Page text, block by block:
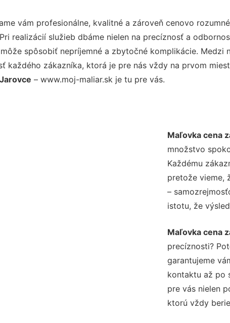
vám profesionálne, kvalitné a zároveň cenovo
realizácií služieb dbáme nielen na precíznosť a
spôsobiť nepríjemné a zbytočné komplikácie.
každého zákazníka, ktorá je pre nás vždy na prvom
– www.moj-maliar.sk je tu pre vás.
Maľovka cena
množstvo
Každému
pretože vieme,
–
istotu, že
Maľovka cena
precíznosti?
garantujeme
kontaktu až po
pre vás nielen
ktorú vždy